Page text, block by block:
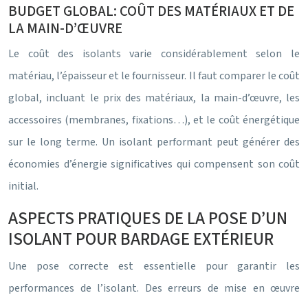
BUDGET GLOBAL: COÛT DES MATÉRIAUX ET DE
LA MAIN-D’ŒUVRE
Le coût des isolants varie considérablement selon le
matériau, l’épaisseur et le fournisseur. Il faut comparer le coût
global, incluant le prix des matériaux, la main-d’œuvre, les
accessoires (membranes, fixations…), et le coût énergétique
sur le long terme. Un isolant performant peut générer des
économies d’énergie significatives qui compensent son coût
initial.
ASPECTS PRATIQUES DE LA POSE D’UN
ISOLANT POUR BARDAGE EXTÉRIEUR
Une pose correcte est essentielle pour garantir les
performances de l’isolant. Des erreurs de mise en œuvre